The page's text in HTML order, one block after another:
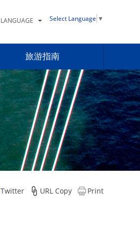
LANGUAGE Select Language ▼
旅游指南
Twitter URL Copy Print